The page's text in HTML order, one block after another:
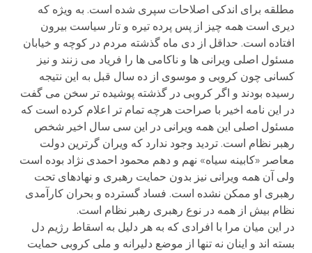
مطلقه برای اندکی اصلاحات سپری شده است. به ویژه که
دیری است همه چیز از پس پرده تیره و تار سیاست بیرون
افتاده است. حداقل از دی ماه گذشته مردم در کوچه و خیابان
مسئول اصلی ویرانی ها و ناکامی ها را فریاد می زنند و نیز
کسانی چون کروبی و موسوی از ده سال قبل به این نتیجه
رسیده بودند و اگر کروبی در گذشته پوشیده تر سخن می گفت
در این نامه اخیر با صراحت هرچه تمام تر اعلام کرده است که
مسئول اصلی این همه ویرانی در این سی سال اخیر شخص
رهبر نظام است. تردید وجود ندارد که ویران گرترین دولت
معاصر «کابینه سیاه» نهم و دهم محمود احمدی نژاد بوده است
ولی آن همه ویرانی نیز بدون حمایت رهبری و نهادهای تحت
رهبری او ممکن نشده است. فساد گسترده و بحران کارآمدی
نظام بیش از همه در نوع رهبری رهبر نظام است.
در این میان مرا با افرادی که به هر دلیل به اسقاط رژیم دل
بسته اند و اینان نه تنها از موضع دلیرانه و ملی کروبی حمایت